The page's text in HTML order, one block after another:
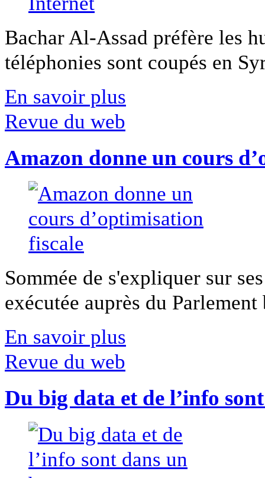
Bachar Al-Assad préfère les
téléphonies sont coupés en
En savoir plus
Revue du web
Amazon donne un cours
Sommée de s'expliquer sur
exécutée auprès du
En savoir plus
Revue du web
Du big data et de l’info